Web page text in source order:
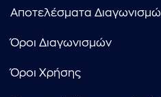
Αποτελέσματα
Όροι Διαγωνισμών
Όροι Χρήσης